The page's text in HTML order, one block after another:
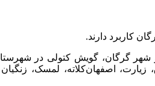
کاربرد دارند.
و شهر گرگان، گویش کتولی در
اصفهان‌کلاته، لمسک،